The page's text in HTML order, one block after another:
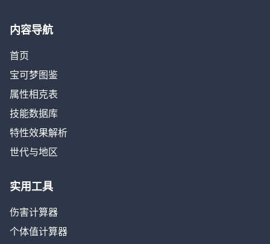
内容导航
首页
宝可梦图鉴
属性相克表
技能数据库
特性效果解析
世代与地区
实用工具
伤害计算器
个体值计算器